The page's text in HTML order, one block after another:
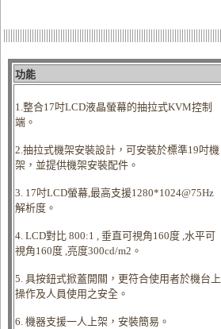
功能
1.整合17吋LCD液晶螢幕的抽拉式KVM控制
端。
2.抽拉式機架安裝設計，可安裝於標準19吋機
架，並提供機架安裝配件。
3. 17吋LCD螢幕,最高支援1280*1024@75Hz
解析度。
4. LCD對比 800:1 , 垂直可視角160度 ,水平可
視角160度 ,亮度300cd/m2。
5. 具按鈕式掀蓋開關，更符合使用者於機台上
操作及人員使用之安全。
6. 機器支援一人上架，安裝簡易。